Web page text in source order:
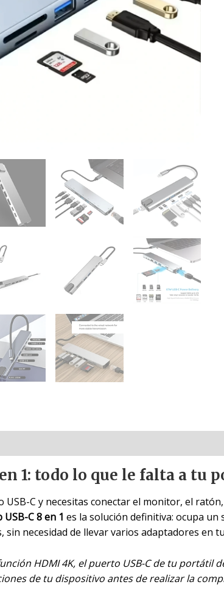
en 1: todo lo que le falta a tu
USB-C y necesitas conectar el monitor, el
USB-C 8 en 1 es la solución definitiva: ocupa
sin necesidad de llevar varios adaptadores en
HDMI 4K, el puerto USB-C de tu portátil
de tu dispositivo antes de realizar la